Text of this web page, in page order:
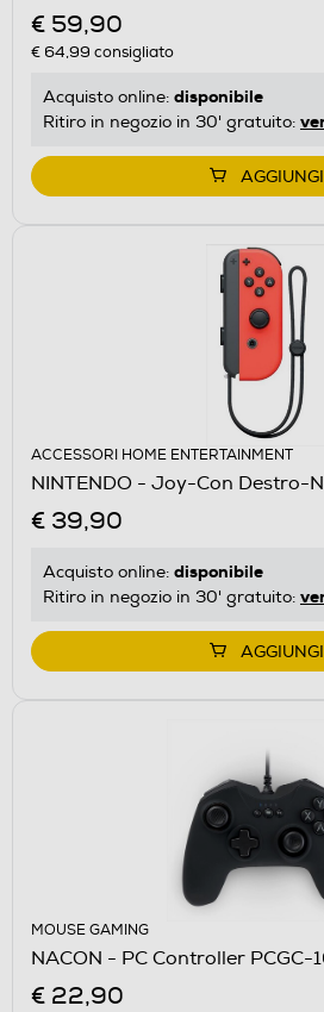
€ 59,90
€ 64,99 consigliato
Acquisto online: disponibile
Ritiro in negozio in 30' gratuito:
AGGIUNGI
ACCESSORI HOME ENTERTAINMENT
NINTENDO - Joy-Con Destro-
€ 39,90
Acquisto online: disponibile
Ritiro in negozio in 30' gratuito:
AGGIUNGI
MOUSE GAMING
NACON - PC Controller PCGC-
€ 22,90